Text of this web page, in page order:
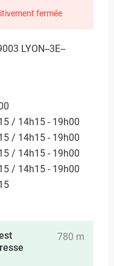
fermée
LYON--3E--
/ 14h15 - 19h00
/ 14h15 - 19h00
/ 14h15 - 19h00
/ 14h15 - 19h00
780 m